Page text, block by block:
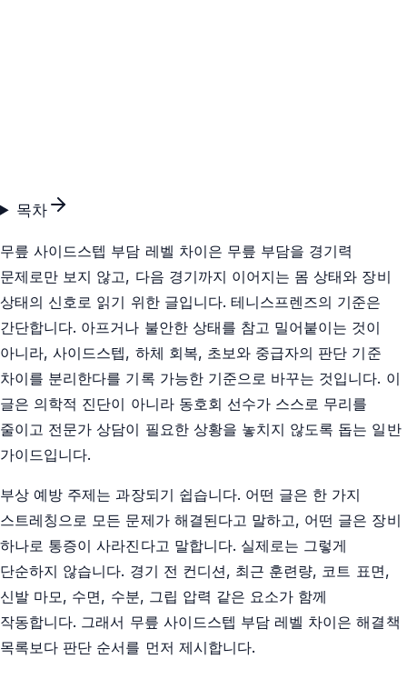
목차
무릎 사이드스텝 부담 레벨 차이은 무릎 부담을 경기력
문제로만 보지 않고, 다음 경기까지 이어지는 몸 상태와 장비
상태의 신호로 읽기 위한 글입니다. 테니스프렌즈의 기준은
간단합니다. 아프거나 불안한 상태를 참고 밀어붙이는 것이
아니라, 사이드스텝, 하체 회복, 초보와 중급자의 판단 기준
차이를 분리한다를 기록 가능한 기준으로 바꾸는 것입니다. 이
글은 의학적 진단이 아니라 동호회 선수가 스스로 무리를
줄이고 전문가 상담이 필요한 상황을 놓치지 않도록 돕는 일반
가이드입니다.
부상 예방 주제는 과장되기 쉽습니다. 어떤 글은 한 가지
스트레칭으로 모든 문제가 해결된다고 말하고, 어떤 글은 장비
하나로 통증이 사라진다고 말합니다. 실제로는 그렇게
단순하지 않습니다. 경기 전 컨디션, 최근 훈련량, 코트 표면,
신발 마모, 수면, 수분, 그립 압력 같은 요소가 함께
작동합니다. 그래서 무릎 사이드스텝 부담 레벨 차이은 해결책
목록보다 판단 순서를 먼저 제시합니다.